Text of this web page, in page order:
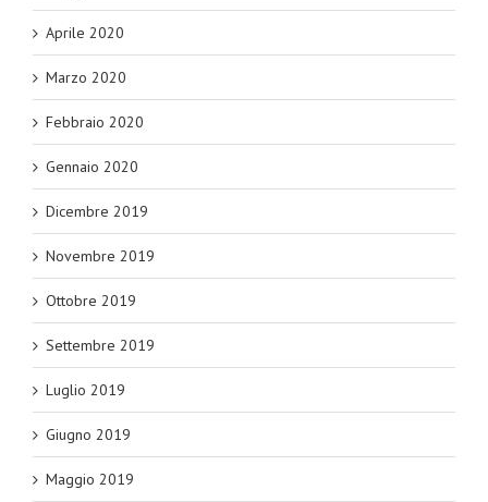
Aprile 2020
Marzo 2020
Febbraio 2020
Gennaio 2020
Dicembre 2019
Novembre 2019
Ottobre 2019
Settembre 2019
Luglio 2019
Giugno 2019
Maggio 2019